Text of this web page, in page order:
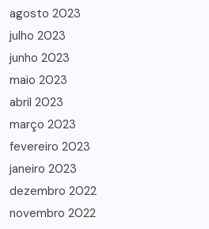
agosto 2023
julho 2023
junho 2023
maio 2023
abril 2023
março 2023
fevereiro 2023
janeiro 2023
dezembro 2022
novembro 2022